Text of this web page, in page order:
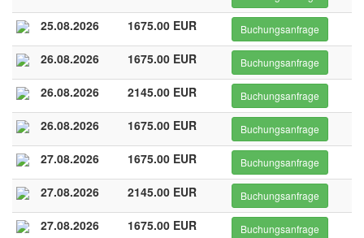
25.08.2026 1675.00 EUR Buchungsanfrage
26.08.2026 1675.00 EUR Buchungsanfrage
26.08.2026 2145.00 EUR Buchungsanfrage
26.08.2026 1675.00 EUR Buchungsanfrage
27.08.2026 1675.00 EUR Buchungsanfrage
27.08.2026 2145.00 EUR Buchungsanfrage
27.08.2026 1675.00 EUR Buchungsanfrage